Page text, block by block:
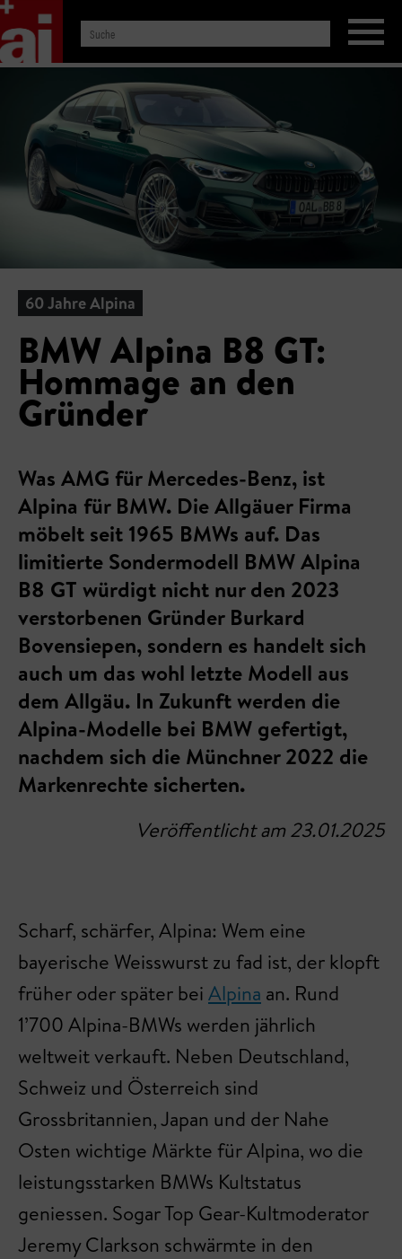
60 Jahre Alpina
BMW Alpina B8 GT:
Hommage an den
Gründer
Was AMG für Mercedes-Benz, ist
Alpina für BMW. Die Allgäuer Firma
möbelt seit 1965 BMWs auf. Das
limitierte Sondermodell BMW Alpina
B8 GT würdigt nicht nur den 2023
verstorbenen Gründer Burkard
Bovensiepen, sondern es handelt sich
auch um das wohl letzte Modell aus
dem Allgäu. In Zukunft werden die
Alpina-Modelle bei BMW gefertigt,
nachdem sich die Münchner 2022 die
Markenrechte sicherten.
Veröffentlicht am 23.01.2025
Scharf, schärfer, Alpina: Wem eine
bayerische Weisswurst zu fad ist, der klopft
früher oder später bei Alpina an. Rund
1’700 Alpina-BMWs werden jährlich
weltweit verkauft. Neben Deutschland,
Schweiz und Österreich sind
Grossbritannien, Japan und der Nahe
Osten wichtige Märkte für Alpina, wo die
leistungsstarken BMWs Kultstatus
geniessen. Sogar Top Gear-Kultmoderator
Jeremy Clarkson schwärmte in den